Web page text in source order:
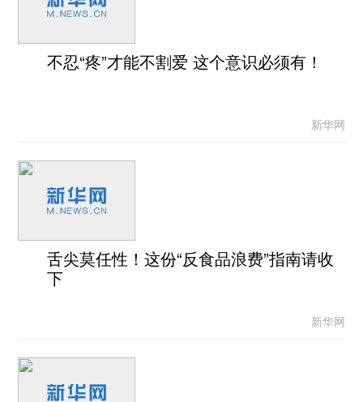
不忍“疼”才能不割爱 这个意识必须有！
新华网
舌尖莫任性！这份“反食品浪费”指南请收
下
新华网